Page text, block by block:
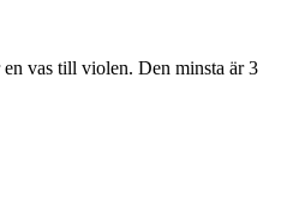
vas till violen. Den minsta är 3